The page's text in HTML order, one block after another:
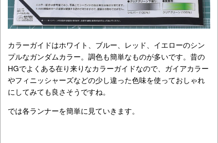
カラーガイドはホワイト、ブルー、レッド、イエローのシン
プルなガンダムカラー。調色も簡単なものが多いです。昔の
HGでよくある在り来りなカラーガイドなので、ガイアカラー
やフィニッシャーズなどの少し違った色味を使っておしゃれ
にしてみても良さそうですね。
では各ランナーを簡単に見ていきます。